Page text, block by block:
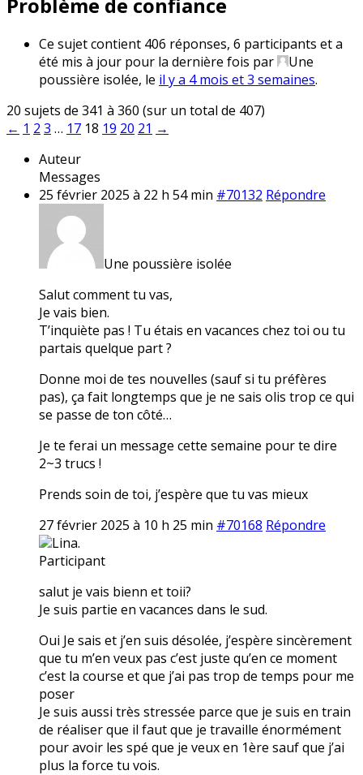
Ce sujet contient 406 réponses, 6 participants et a
été mis à jour pour la dernière fois par
Une
poussière isolée, le il y a 4 mois et 3 semaines.
20 sujets de 341 à 360 (sur un total de 407)
← 1 2 3 … 17 18 19 20 21 →
Auteur
Messages
25 février 2025 à 22 h 54 min #70132 Répondre
Une poussière isolée
Salut comment tu vas,
Je vais bien.
T’inquiète pas ! Tu étais en vacances chez toi ou tu
partais quelque part ?
Donne moi de tes nouvelles (sauf si tu préfères
pas), ça fait longtemps que je ne sais olis trop ce qui
se passe de ton côté…
Je te ferai un message cette semaine pour te dire
2~3 trucs !
Prends soin de toi, j’espère que tu vas mieux
27 février 2025 à 10 h 25 min #70168 Répondre
Lina.
Participant
salut je vais bienn et toii?
Je suis partie en vacances dans le sud.
Oui Je sais et j’en suis désolée, j’espère sincèrement
que tu m’en veux pas c’est juste qu’en ce moment
c’est la course et que j’ai pas trop de temps pour me
poser
Je suis aussi très stressée parce que je suis en train
de réaliser que il faut que je travaille énormément
pour avoir les spé que je veux en 1ère sauf que j’ai
plus la force tu vois.